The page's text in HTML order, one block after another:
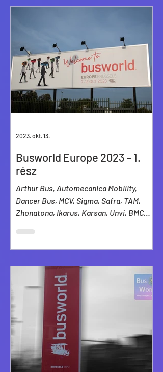
Busworld Europe 2023 - 1.
rész
Arthur Bus, Automecanica Mobility,
Dancer Bus, MCV, Sigma, Safra, TAM,
Zhongtong, Ikarus, Karsan, Unvi, BMC
2023. okt. 13.